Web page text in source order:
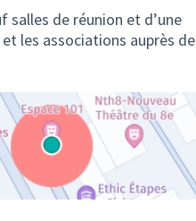
salles de réunion et d’une
les associations auprès de